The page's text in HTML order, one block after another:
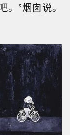
”烟囱说。